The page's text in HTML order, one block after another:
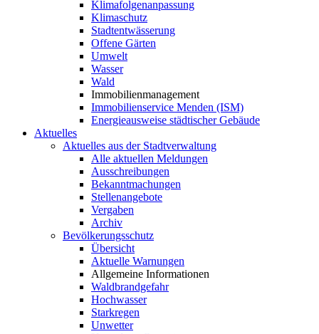
Klimafolgenanpassung
Klimaschutz
Stadtentwässerung
Offene Gärten
Umwelt
Wasser
Wald
Immobilienmanagement
Immobilienservice Menden (ISM)
Energieausweise städtischer Gebäude
Aktuelles
Aktuelles aus der Stadtverwaltung
Alle aktuellen Meldungen
Ausschreibungen
Bekanntmachungen
Stellenangebote
Vergaben
Archiv
Bevölkerungsschutz
Übersicht
Aktuelle Warnungen
Allgemeine Informationen
Waldbrandgefahr
Hochwasser
Starkregen
Unwetter